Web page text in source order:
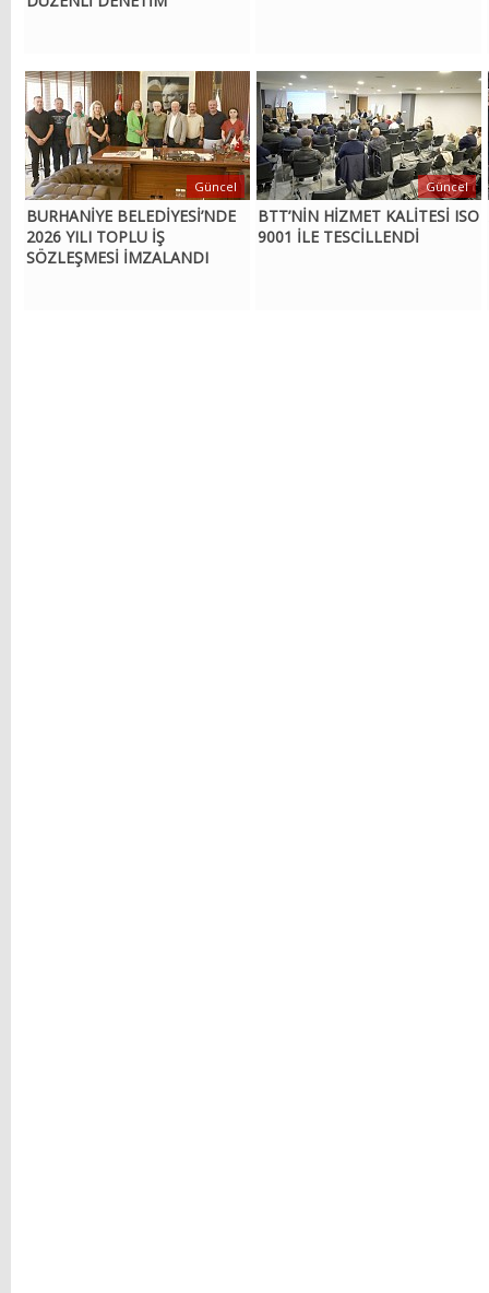
BURHANİYE BELEDİYESİ’NDE
2026 YILI TOPLU İŞ
SÖZLEŞMESİ İMZALANDI
Güncel
BTT’NİN HİZMET KALİTESİ ISO
9001 İLE TESCİLLENDİ
Güncel